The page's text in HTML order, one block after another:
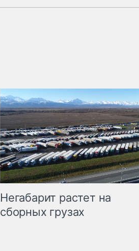
Негабарит растет на
сборных грузах